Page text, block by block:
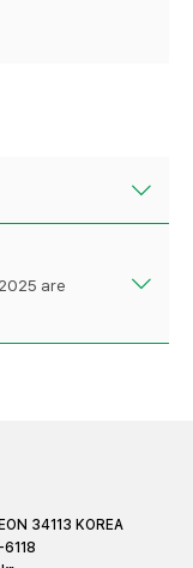
are
34113 KOREA